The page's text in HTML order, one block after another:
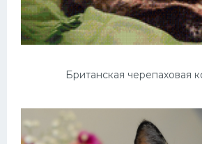
Британская черепаховая